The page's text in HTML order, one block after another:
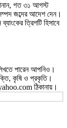
জানান, গত ৩১ আগস্ট
জব্দের আদেশ দেন।
ত্রিশটি হিসাবে
পারেন আপনিও।
কৃষি ও প্রকৃতি।
ঠিকানায়।